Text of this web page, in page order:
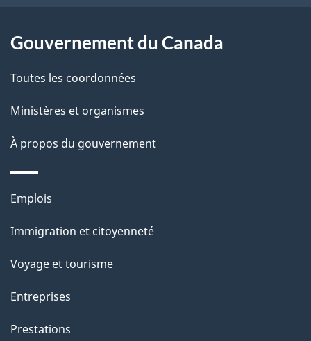
i
o
s
c
e
t
e
a
g
a
p
a
g
e
Gouvernement du Canada
Toutes les coordonnées
Ministères et organismes
À propos du gouvernement
Thèmes
sujets
Emplois
Immigration et citoyenneté
Voyage et tourisme
Entreprises
Prestations